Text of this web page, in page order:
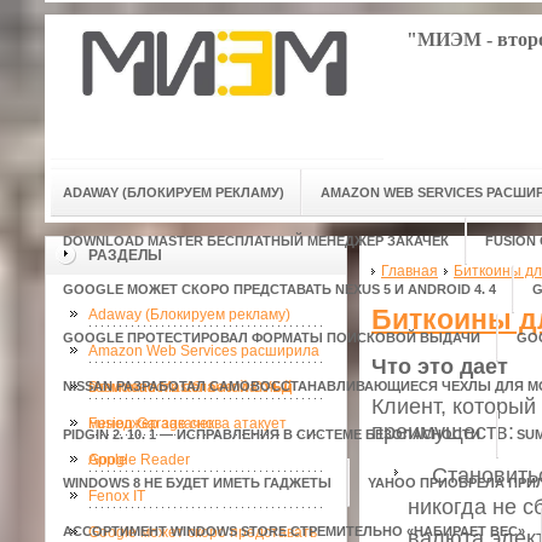
"МИЭМ -
ADAWAY (БЛОКИРУЕМ РЕКЛАМУ) AMAZON WEB SERVICES
DOWNLOAD MASTER БЕСПЛАТНЫЙ МЕНЕДЖЕР ЗАКАЧЕК
GOOGLE МОЖЕТ СКОРО ПРЕДСТАВАТЬ NEXUS 5 И ANDROID 4. 4
GOOGLE ПРОТЕСТИРОВАЛ ФОРМАТЫ ПОИСКОВОЙ ВЫДАЧИ
NISSAN РАЗРАБОТАЛ САМОВОССТАНАВЛИВАЮЩИЕСЯ ЧЕХЛЫ ДЛЯ
PIDGIN 2. 10. 1 — ИСПРАВЛЕНИЯ В СИСТЕМЕ БЕЗОПАСНОСТИ
WINDOWS 8 НЕ БУДЕТ ИМЕТЬ ГАДЖЕТЫ YAHOO ПРИОБРЕЛА
АССОРТИМЕНТ WINDOWS STORE СТРЕМИТЕЛЬНО «НАБИРАЕТ ВЕС»
РАЗДЕЛЫ
Adaway (Блокируем рекламу)
Amazon Web Services расширила
возможности облачной СУБД
Download Master бесплатный
менеджер закачек
Fusion Garage снова атакует
Apple
Google Reader
Fenox IT
Google может скоро представать
Главная Биткоины
Биткоины
Что это дает
Клиент,
преимуществ:
никогда не